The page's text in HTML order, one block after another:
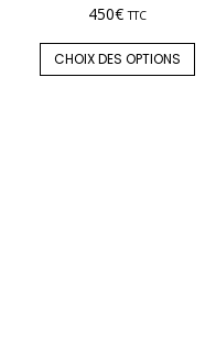
450€ TTC
CHOIX DES OPTIONS